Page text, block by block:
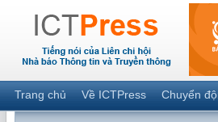
Trang chủ Về ICTPress Chuyển